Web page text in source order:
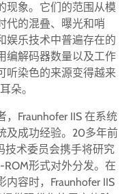
现象。它们的范围从模
代的混叠、曝光和哨
娱乐技术中普遍存在的
编解码器数量以及工作
听染色的来源变得越来
朵。
Fraunhofer IIS 在系统
及成功经验。20多年前
技术委员会携手将研究
形式对外分发。在
容时，Fraunhofer IIS